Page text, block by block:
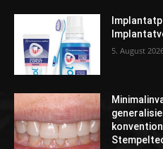
5. August